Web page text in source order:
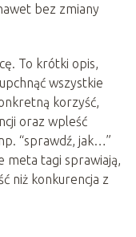
bez zmiany
To krótki opis,
wszystkie
korzyść,
oraz wpleść
“sprawdź, jak…”
meta tagi sprawiają,
niż konkurencja z